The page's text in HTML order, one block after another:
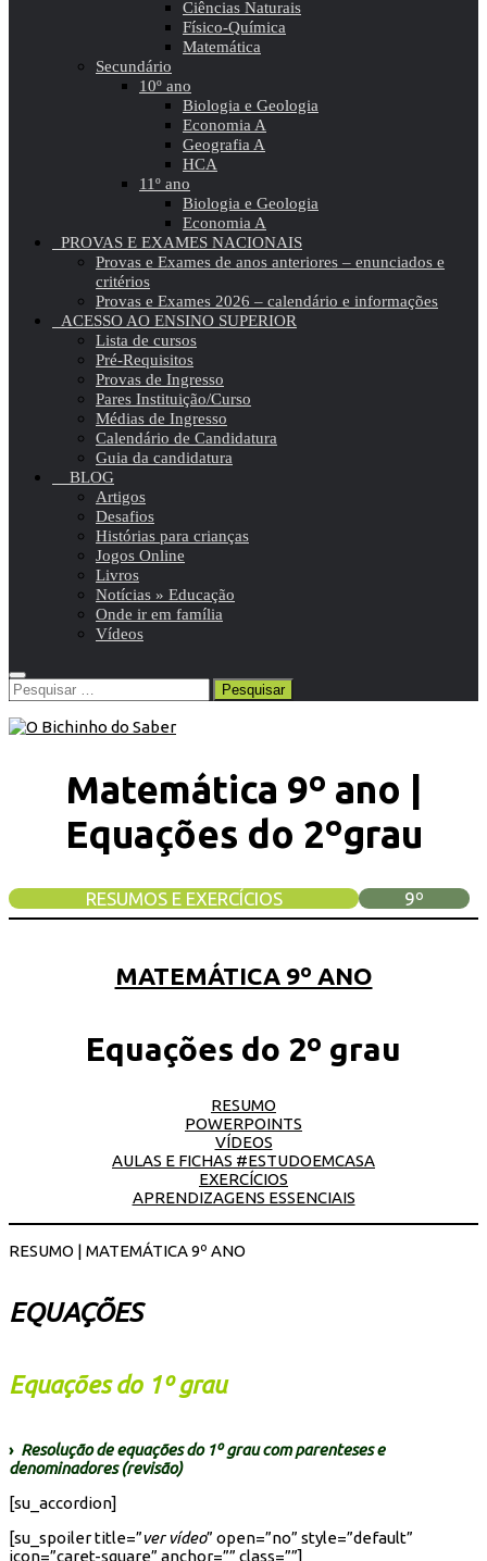
Ciências Naturais
Físico-Química
Matemática
Secundário
10º ano
Biologia e Geologia
Economia A
Geografia A
HCA
11º ano
Biologia e Geologia
Economia A
PROVAS E EXAMES NACIONAIS
Provas e Exames de anos anteriores – enunciados e
critérios
Provas e Exames 2026 – calendário e informações
ACESSO AO ENSINO SUPERIOR
Lista de cursos
Pré-Requisitos
Provas de Ingresso
Pares Instituição/Curso
Médias de Ingresso
Calendário de Candidatura
Guia da candidatura
BLOG
Artigos
Desafios
Histórias para crianças
Jogos Online
Livros
Notícias » Educação
Onde ir em família
Vídeos
Pesquisar
por:
Matemática 9º ano |
Equações do 2ºgrau
RESUMOS E EXERCÍCIOS 9º
MATEMÁTICA 9º ANO
Equações do 2º grau
RESUMO
POWERPOINTS
VÍDEOS
AULAS E FICHAS #ESTUDOEMCASA
EXERCÍCIOS
APRENDIZAGENS ESSENCIAIS
RESUMO | MATEMÁTICA 9º ANO
EQUAÇÕES
Equações do 1º grau
› Resolução de equações do 1º grau com parenteses e
denominadores (revisão)
[su_accordion]
[su_spoiler title=”ver vídeo” open=”no” style=”default”
icon=”caret-square” anchor=”” class=””]